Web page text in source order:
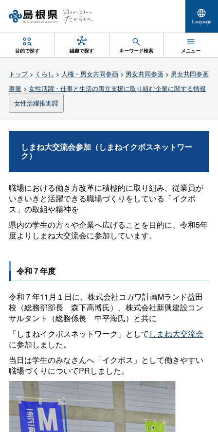
Language
目的で探す 組織で探す キーワード検索 メニュー
トップ> くらし > 人権・男女共同参画> 男女共同参画> 男女共同参画
事業> 女性活躍・仕事と生活の両立支援に取り組む企業に関する情報
女性活躍推進課
しまね大交流会参加（しまねイクボスネットワー
ク）
職場における働き方改革に積極的に取り組み、従業員が
いきいきと活躍できる職場づくりをしている「イクボ
ス」の取組や精神を
県内の学生の方々や企業へ広げることを目的に、令和5年
度よりしまね大交流会に参加しています。
令和７年度
令和７年11月１日に、株式会社コガワ計画Mランド益田
校（総務部部長 森下高博氏）、株式会社新興建設コン
サルタント（総務係長 中平海氏）と共に
「しまねイクボスネットワーク」として しまね大交流会
に参加しました。
当日は学生のみなさんへ「イクボス」として働きやすい
職場づくりについてPRしました。